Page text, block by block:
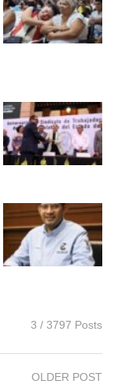
3 / 3797 Posts
OLDER POST